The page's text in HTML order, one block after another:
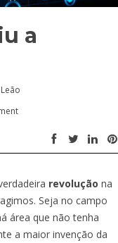
a
revolução na
Seja no campo
área que não tenha
a maior invenção da